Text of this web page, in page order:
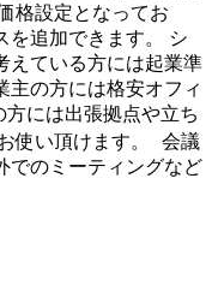
格設定となってお
を追加できます。 シ
えている方には起業準
主の方には格安オフィ
には出張拠点や立ち
使い頂けます。 会議
でのミーティングなど